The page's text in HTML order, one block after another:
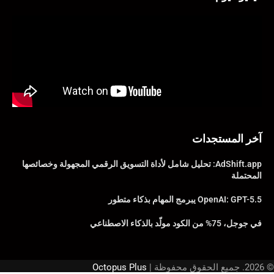
آخر المستجدات
AdShift.app: تحليل شامل لأداة التسويق الرقمي المجهولة وخصائصها
المحتملة
OpenAI: GPT-5.5 يبرمج المهام بذكاء متطور
في جوجل، 75% من الكود مولّد بالذكاء الاصطناعي
© 2026. جميع الحقوق محفوظة | Octopus Plus